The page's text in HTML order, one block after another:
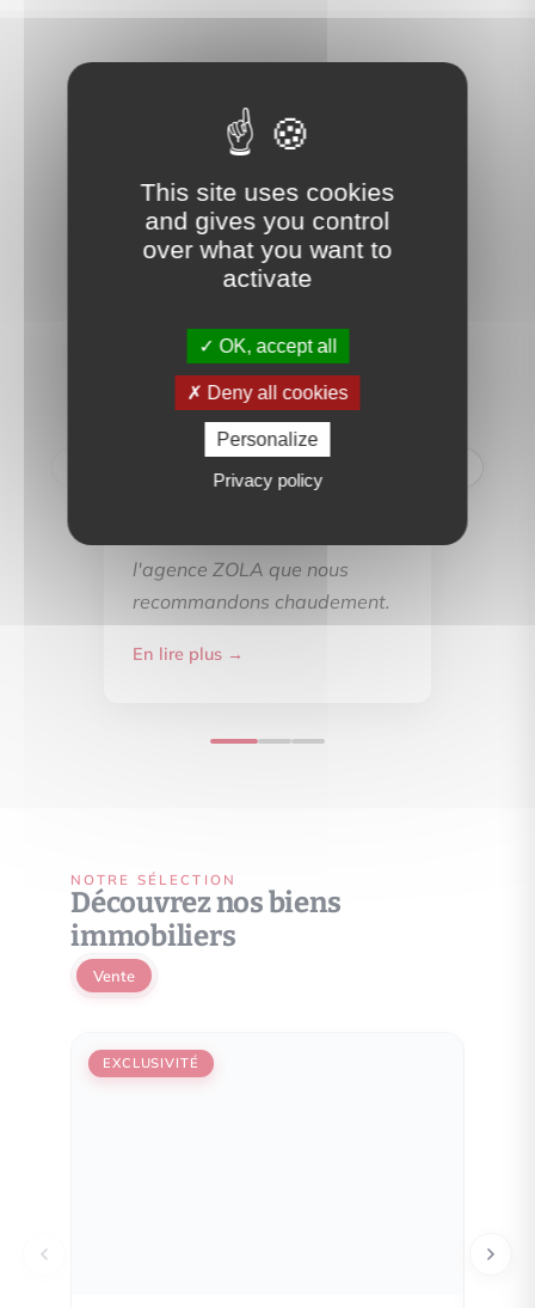
Ce que nos clients disent
de nous
Nous avons à distance (nous
demeurons à Mandelieu, dans
les Alpes Maritimes) traité la
vente de notre appartement
l'agence ZOLA que nous
recommandons chaudement.
En lire plus →
NOTRE SÉLECTION
Découvrez nos biens
immobiliers
Vente
EXCLUSIVITÉ
This site uses cookies
and gives you control
over what you want to
activate
OK, accept all
Deny all cookies
Personalize
Privacy policy